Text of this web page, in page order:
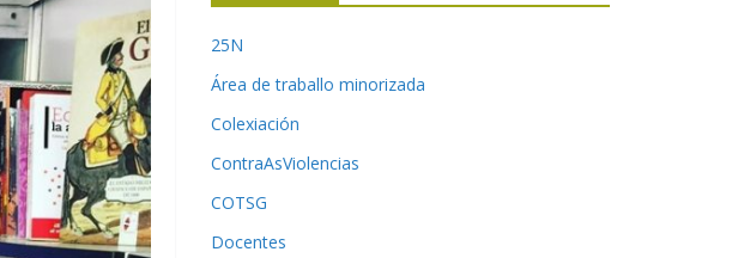
25N
Área de traballo minorizada
Colexiación
ContraAsViolencias
COTSG
Docentes